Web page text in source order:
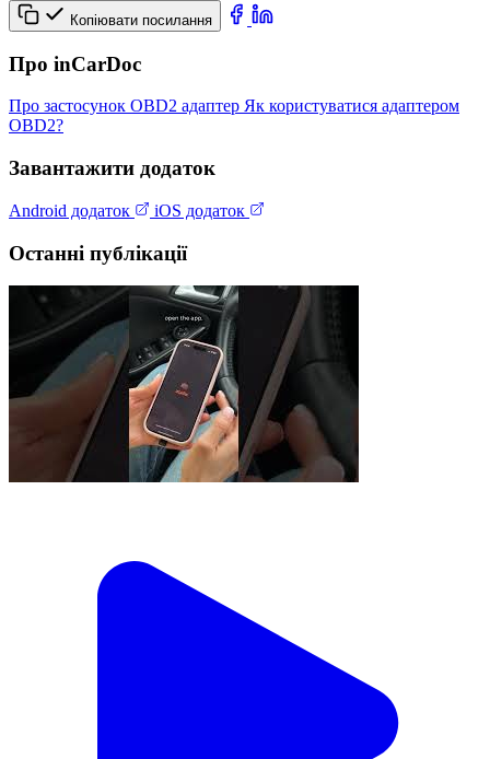
Копіювати посилання
Про inCarDoc
Про застосунок OBD2 адаптер Як користуватися адаптером
OBD2?
Завантажити додаток
Android додаток iOS додаток
Останні публікації